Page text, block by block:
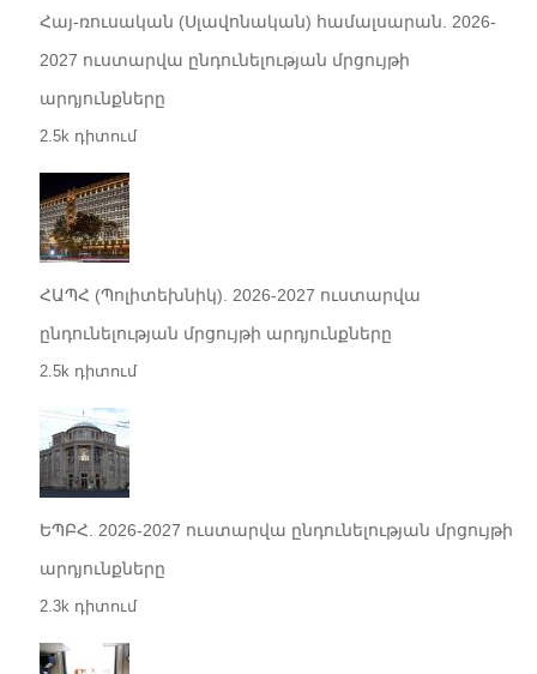
Հայ-ռուսական (Սլավոնական) համալսարան. 2026-
2027 ուստարվա ընդունելության մրցույթի
արդյունքները
2.5k դիտում
ՀԱՊՀ (Պոլիտեխնիկ). 2026-2027 ուստարվա
ընդունելության մրցույթի արդյունքները
2.5k դիտում
ԵՊԲՀ. 2026-2027 ուստարվա ընդունելության մրցույթի
արդյունքները
2.3k դիտում